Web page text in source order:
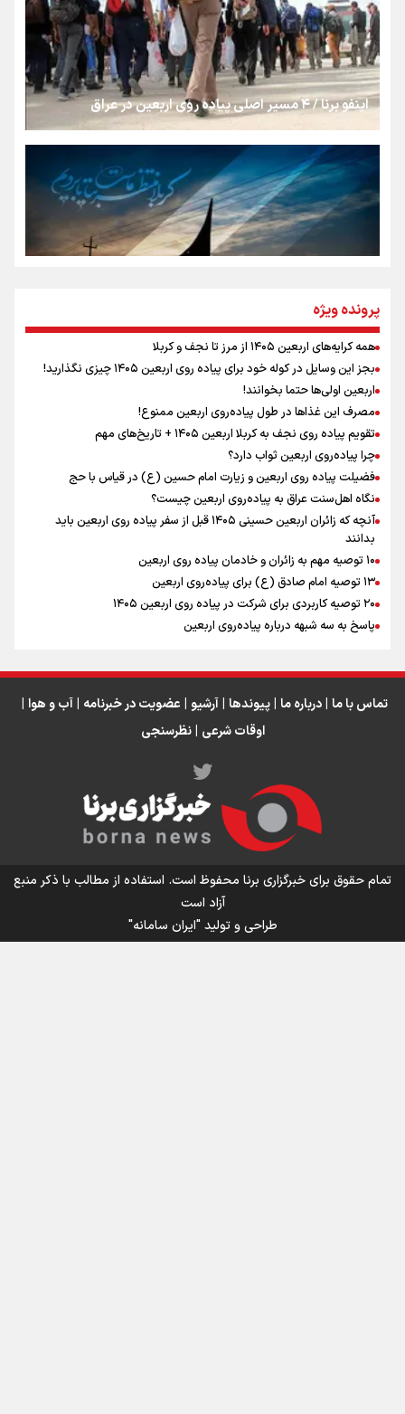
از طلوع خیابان‌ها تا غروب اشک
جمله‌ای که بغض چهارماهه را شکست؛ «آهای مردم، آقا از
تهران رفتند»
سه حسرتی که به دلم ماند
نگاه تمدنی رهبر شهید به فضای مجازی
رابطه کارگر و کارفرما در اندیشه رهبر شهید: از تضاد به
زوجیت
اینفو برنا / ۴ مسیر اصلی پیاده روی اربعین در عراق
اینفو برنا / توصیه‌هایی طلایی برای پیاده روی اربعین
اینفو برنا / جدول کامل فاصله مرز شلمچه تا شهرهای زیارتی
عراق
اینفو برنا/ میزان مالیات بر ارزش افزوده چقدر است؟
پرونده ویژه
همه کرایه‌های اربعین ۱۴۰۵ از مرز تا نجف و کربلا
بجز این وسایل در کوله خود برای پیاده روی اربعین ۱۴۰۵ چیزی نگذارید!
اربعین اولی‌ها حتما بخوانند!
مصرف این غذاها در طول پیاده‌روی اربعین ممنوع!
تقویم پیاده روی نجف به کربلا اربعین ۱۴۰۵ + تاریخ‌های مهم
چرا پیاده‌روی اربعین ثواب دارد؟
فضیلت پیاده روی اربعین و زیارت امام حسین (ع) در قیاس با حج
نگاه اهل‌سنت عراق به پیاده‌روی اربعین چیست؟
آنچه که زائران اربعین حسینی ۱۴۰۵ قبل از سفر پیاده روی اربعین باید
بدانند
۱۰ توصیه مهم به زائران و خادمان پیاده روی اربعین
۱۳ توصیه امام صادق (ع) برای پیاده‌روی اربعین
۲۰ توصیه کاربردی برای شرکت در پیاده روی اربعین ۱۴۰۵
پاسخ به سه‌ شبهه درباره پیاده‌روی اربعین
تماس با ما | درباره ما | پیوندها | آرشیو | عضویت در خبرنامه | آب و هوا |
اوقات شرعی | نظرسنجی
تمام حقوق برای خبرگزاری برنا محفوظ است. استفاده از مطالب با ذکر منبع
آزاد است
طراحی و تولید"ایران سامانه"